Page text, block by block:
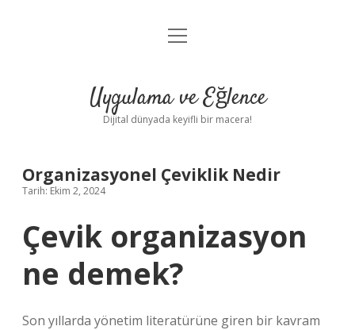
Anasayfa
Yasal Uyarı
menüyü
Uygulama ve Eğlence
Dijital dünyada keyifli bir macera!
Organizasyonel Çeviklik Nedir
Tarih: Ekim 2, 2024
Çevik organizasyon
ne demek?
Son yıllarda yönetim literatürüne giren bir kavram